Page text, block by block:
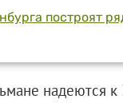
построят
надеются